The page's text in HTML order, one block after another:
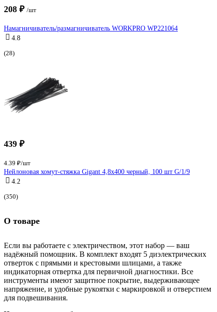
208 ₽ /шт
Намагничиватель/размагничиватель WORKPRO WP221064
4.8
(28)
439 ₽
4.39 ₽/шт
Нейлоновая хомут-стяжка Gigant 4,8х400 черный, 100 шт G/1/9
4.2
(350)
О товаре
Если вы работаете с электричеством, этот набор — ваш
надёжный помощник. В комплект входят 5 диэлектрических
отверток с прямыми и крестовыми шлицами, а также
индикаторная отвертка для первичной диагностики. Все
инструменты имеют защитное покрытие, выдерживающее
напряжение, и удобные рукоятки с маркировкой и отверстием
для подвешивания.